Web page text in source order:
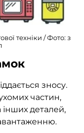
техніки / Фото: з
зносу.
частин,
інших деталей,